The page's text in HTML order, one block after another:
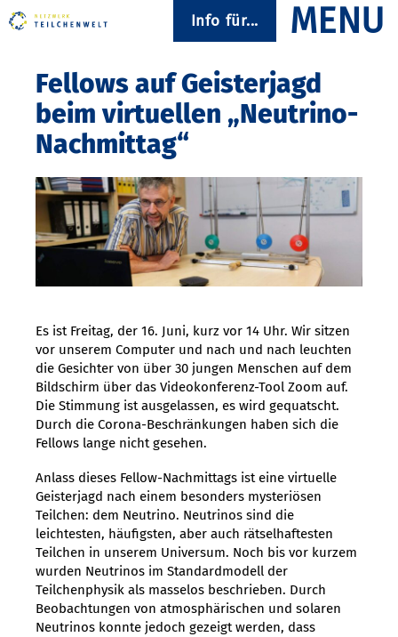
Info für...
Fellows auf Geisterjagd
beim virtuellen „Neutrino-
Nachmittag“
Es ist Freitag, der 16. Juni, kurz vor 14 Uhr. Wir sitzen
vor unserem Computer und nach und nach leuchten
die Gesichter von über 30 jungen Menschen auf dem
Bildschirm über das Videokonferenz-Tool Zoom auf.
Die Stimmung ist ausgelassen, es wird gequatscht.
Durch die Corona-Beschränkungen haben sich die
Fellows lange nicht gesehen.
Anlass dieses Fellow-Nachmittags ist eine virtuelle
Geisterjagd nach einem besonders mysteriösen
Teilchen: dem Neutrino. Neutrinos sind die
leichtesten, häufigsten, aber auch rätselhaftesten
Teilchen in unserem Universum. Noch bis vor kurzem
wurden Neutrinos im Standardmodell der
Teilchenphysik als masselos beschrieben. Durch
Beobachtungen von atmosphärischen und solaren
Neutrinos konnte jedoch gezeigt werden, dass